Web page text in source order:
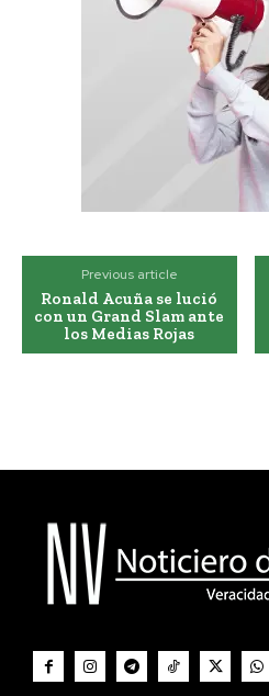
Previous article
Ronald Acuña se lució
con un Grand Slam ante
los Medias Rojas